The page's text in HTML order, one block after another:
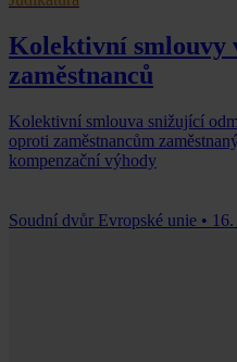
Kolektivní smlouvy
zaměstnanců
Kolektivní smlouva snižující
oproti zaměstnancům
kompenzační výhody
Soudní dvůr Evropské unie •